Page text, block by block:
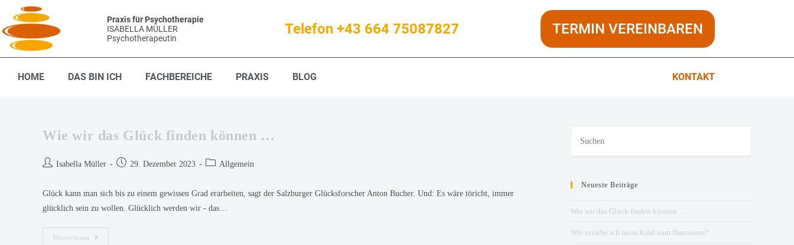
Praxis für Psychotherapie
ISABELLA MÜLLER
Psychotherapeutin
Telefon +43 664 75087827 TERMIN VEREINBAREN
HOME DAS BIN ICH FACHBEREICHE PRAXIS BLOG KONTAKT
Wie wir das Glück finden können …
Isabella Müller 29. Dezember 2023 Allgemein
Glück kann man sich bis zu einem gewissen Grad erarbeiten, sagt der Salzburger Glücksforscher Anton Bucher. Und: Es wäre töricht, immer
glücklich sein zu wollen. Glücklich werden wir - das…
Weiterlesen
Neueste Beiträge
Wie wir das Glück finden können …
Wie erziehe ich mein Kind zum Narzissten?